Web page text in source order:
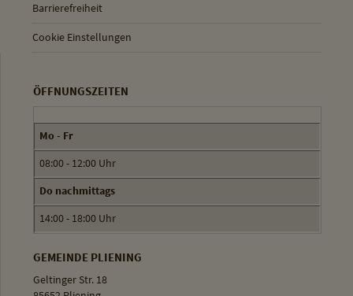
Barrierefreiheit
Cookie Einstellungen
ÖFFNUNGSZEITEN
Mo - Fr
08:00 - 12:00 Uhr
Do nachmittags
14:00 - 18:00 Uhr
GEMEINDE PLIENING
Geltinger Str. 18